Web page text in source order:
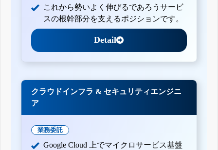
これから勢いよく伸びるであろうサービ
スの根幹部分を支えるポジションです。
Detail
クラウドインフラ & セキュリティエンジニ
ア
業務委託
Google Cloud 上でマイクロサービス基盤